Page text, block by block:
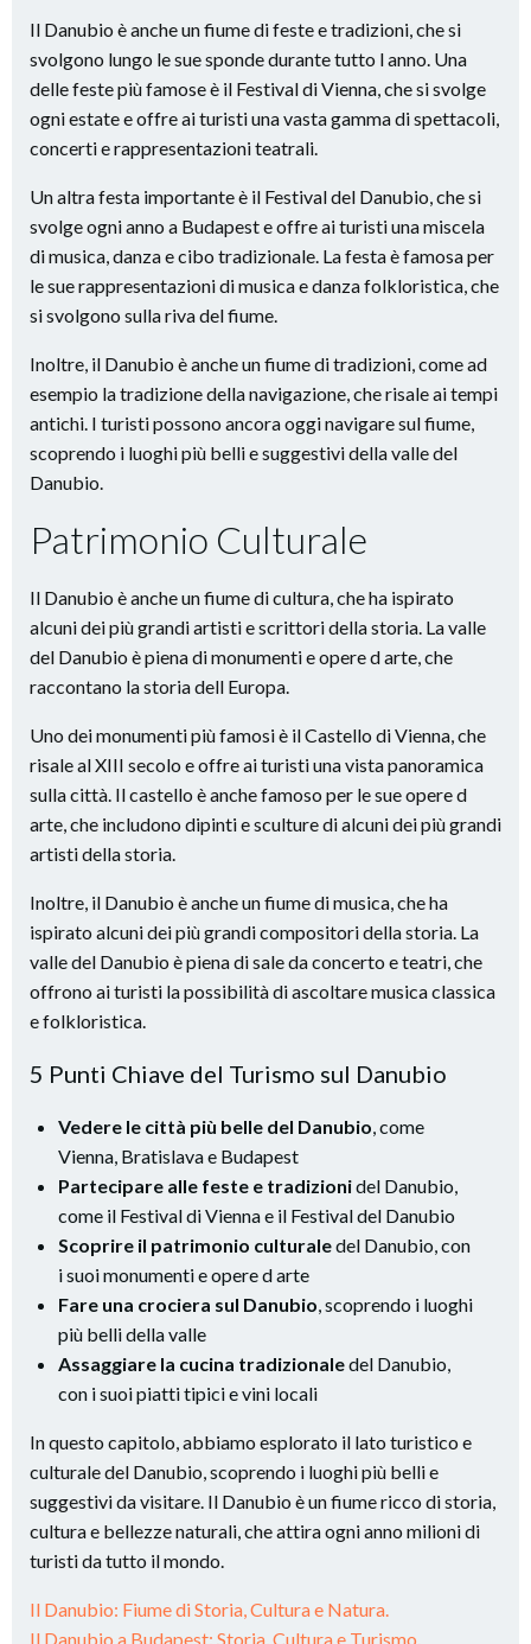
Il Danubio è anche un fiume di feste e tradizioni, che si
svolgono lungo le sue sponde durante tutto l anno. Una
delle feste più famose è il Festival di Vienna, che si svolge
ogni estate e offre ai turisti una vasta gamma di spettacoli,
concerti e rappresentazioni teatrali.
Un altra festa importante è il Festival del Danubio, che si
svolge ogni anno a Budapest e offre ai turisti una miscela
di musica, danza e cibo tradizionale. La festa è famosa per
le sue rappresentazioni di musica e danza folkloristica, che
si svolgono sulla riva del fiume.
Inoltre, il Danubio è anche un fiume di tradizioni, come ad
esempio la tradizione della navigazione, che risale ai tempi
antichi. I turisti possono ancora oggi navigare sul fiume,
scoprendo i luoghi più belli e suggestivi della valle del
Danubio.
Patrimonio Culturale
Il Danubio è anche un fiume di cultura, che ha ispirato
alcuni dei più grandi artisti e scrittori della storia. La valle
del Danubio è piena di monumenti e opere d arte, che
raccontano la storia dell Europa.
Uno dei monumenti più famosi è il Castello di Vienna, che
risale al XIII secolo e offre ai turisti una vista panoramica
sulla città. Il castello è anche famoso per le sue opere d
arte, che includono dipinti e sculture di alcuni dei più grandi
artisti della storia.
Inoltre, il Danubio è anche un fiume di musica, che ha
ispirato alcuni dei più grandi compositori della storia. La
valle del Danubio è piena di sale da concerto e teatri, che
offrono ai turisti la possibilità di ascoltare musica classica
e folkloristica.
5 Punti Chiave del Turismo sul Danubio
Vedere le città più belle del Danubio, come
Vienna, Bratislava e Budapest
Partecipare alle feste e tradizionidel Danubio,
come il Festival di Vienna e il Festival del Danubio
Scoprire il patrimonio culturaledel Danubio, con
i suoi monumenti e opere d arte
Fare una crociera sul Danubio, scoprendo i luoghi
più belli della valle
Assaggiare la cucina tradizionaledel Danubio,
con i suoi piatti tipici e vini locali
In questo capitolo, abbiamo esplorato il lato turistico e
culturale del Danubio, scoprendo i luoghi più belli e
suggestivi da visitare. Il Danubio è un fiume ricco di storia,
cultura e bellezze naturali, che attira ogni anno milioni di
turisti da tutto il mondo.
Il Danubio: Fiume di Storia, Cultura e Natura.
Il Danubio a Budapest: Storia, Cultura e Turismo.